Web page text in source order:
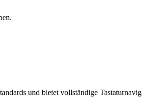
und bietet vollständige